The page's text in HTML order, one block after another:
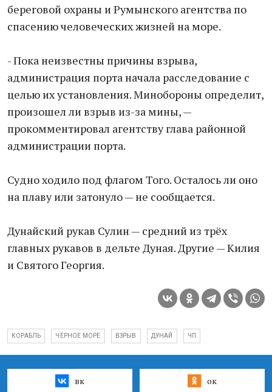
береговой охраны и Румынского агентства по
спасению человеческих жизней на море.
- Пока неизвестны причины взрыва,
администрация порта начала расследование с
целью их установления. Минобороны определит,
произошел ли взрыв из-за мины, —
прокомментировал агентству глава районной
администрации порта.
Судно ходило под флагом Того. Осталось ли оно
на плаву или затонуло — не сообщается.
Дунайский рукав Сулин — средний из трёх
главных рукавов в дельте Дуная. Другие — Килия
и Святого Георгия.
КОРАБЛЬ ЧЁРНОЕ МОРЕ ВЗРЫВ ДУНАЙ ЧП
вк ок